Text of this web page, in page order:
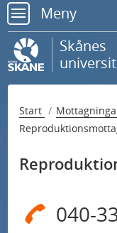
Gå
till
sidans
innehåll
Meny
Skånes
Start
040-